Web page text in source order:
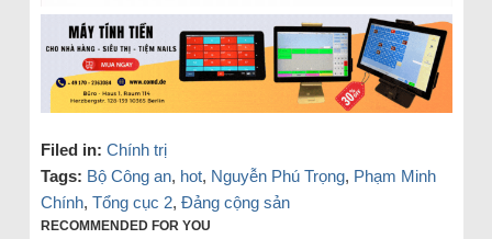
Filed in: Chính trị
Tags: Bộ Công an, hot, Nguyễn Phú Trọng, Phạm Minh
Chính, Tổng cục 2, Đảng cộng sản
RECOMMENDED FOR YOU